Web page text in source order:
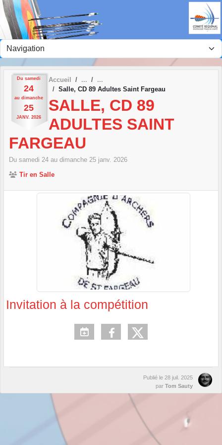
Du samedi
24
au dimanche
25
JANV. 2026
Accueil
Salle, CD 89 Adultes Saint Fargeau
SALLE, CD 89
ADULTES SAINT
FARGEAU
Du samedi 24 au dimanche 25 janv. 2026
Tir en Salle
Invitation à la compétition
Publié le 28 juil. 2025
par Tom Sauty
Panneau de gestion des cookies